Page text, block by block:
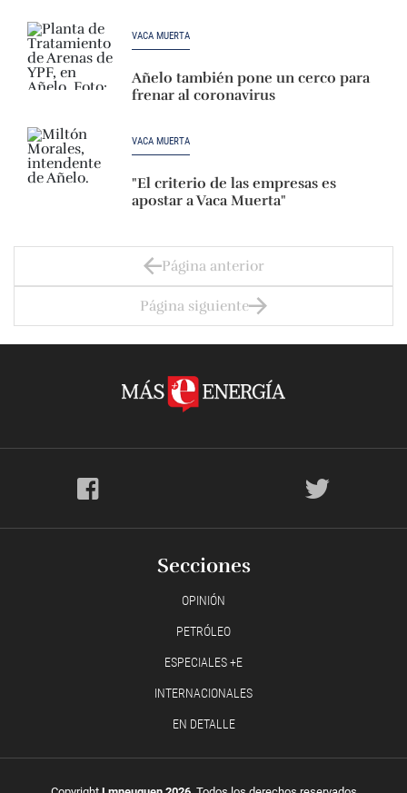
VACA MUERTA
Añelo también pone un cerco para
frenar al coronavirus
VACA MUERTA
"El criterio de las empresas es
apostar a Vaca Muerta"
Página anterior
Página siguiente
Secciones
OPINIÓN
PETRÓLEO
ESPECIALES +E
INTERNACIONALES
EN DETALLE